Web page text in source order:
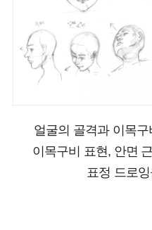
얼굴의 골격과 이목
이목구비 표현, 안면
표정 드로